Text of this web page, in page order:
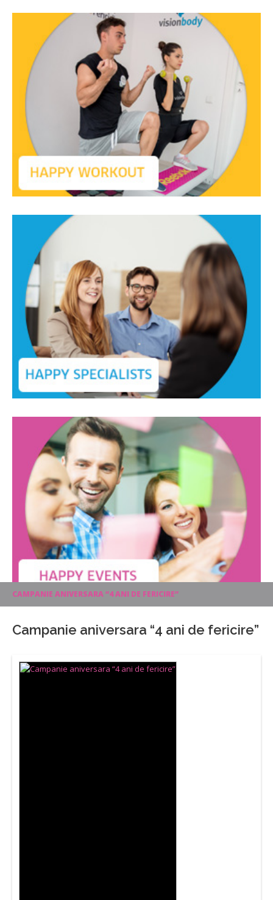
CAMPANIE ANIVERSARA “4 ANI DE FERICIRE”
Campanie aniversara “4 ani de fericire”